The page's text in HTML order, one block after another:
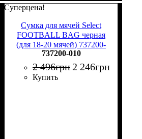
Суперцена!
Сумка для мячей Select
FOOTBALL BAG черная
(для 18-20 мячей) 737200-
010
737200-010
2 496грн 2 246грн
Купить